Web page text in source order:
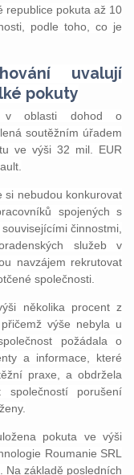
republice pokuta až 10
podle toho, co je
uvalují
pokuty
v oblasti dohod o
soutěžním úřadem
ve výši 32 mil. EUR
si nebudou konkurovat
spojených s
činnostmi,
služeb v
navzájem rekrutovat
společnosti.
několika procent z
výše nebyla u
požádala o
a informace, které
praxe, a obdržela
porušení
pokuta ve výši
Roumanie SRL
Na základě posledních